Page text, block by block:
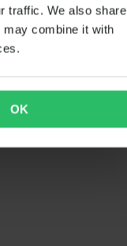
traffic. We also share
combine it with
OK